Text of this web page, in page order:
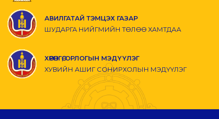
АВИЛГАТАЙ ТЭМЦЭХ ГАЗАР
ШУДАРГА НИЙГМИЙН ТӨЛӨӨ ХАМТДАА
ХӨРӨНГӨ, ОРЛОГЫН МЭДҮҮЛЭГ
ХУВИЙН АШИГ СОНИРХОЛЫН МЭДҮҮЛЭГ